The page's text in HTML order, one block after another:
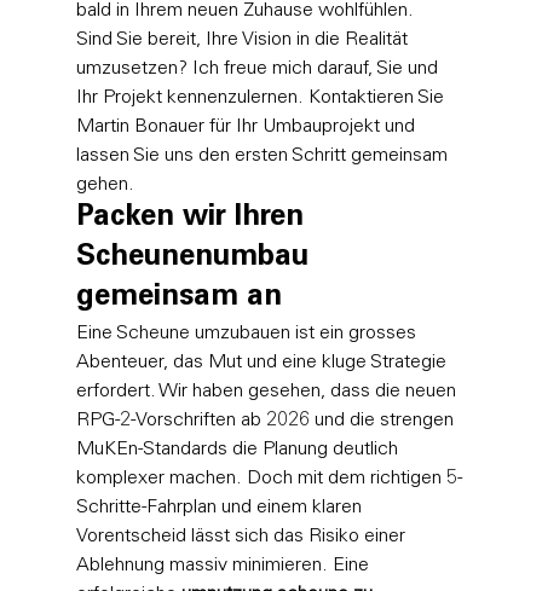
bald in Ihrem neuen Zuhause wohlfühlen.
Sind Sie bereit, Ihre Vision in die Realität
umzusetzen? Ich freue mich darauf, Sie und
Ihr Projekt kennenzulernen. Kontaktieren Sie
Martin Bonauer für Ihr Umbauprojekt und
lassen Sie uns den ersten Schritt gemeinsam
gehen.
Packen wir Ihren
Scheunenumbau
gemeinsam an
Eine Scheune umzubauen ist ein grosses
Abenteuer, das Mut und eine kluge Strategie
erfordert. Wir haben gesehen, dass die neuen
RPG-2-Vorschriften ab 2026 und die strengen
MuKEn-Standards die Planung deutlich
komplexer machen. Doch mit dem richtigen 5-
Schritte-Fahrplan und einem klaren
Vorentscheid lässt sich das Risiko einer
Ablehnung massiv minimieren. Eine